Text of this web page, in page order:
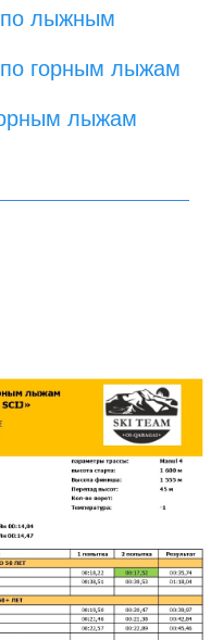
по лыжным
по горным лыжам
лыжам